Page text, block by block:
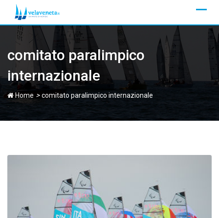
content
comitato paralimpico
internazionale
Home >comitato paralimpico internazionale